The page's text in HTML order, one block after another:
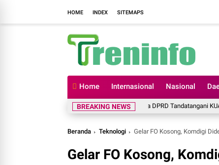
HOME INDEX SITEMAPS
Home Internasional Nasional
BREAKING NEWS
Pemkab Soppeng Bersama DPRD Tandatangani KUA-PPAS
Beranda Teknologi Gelar FO Kosong, Komdigi
Gelar FO Kosong,